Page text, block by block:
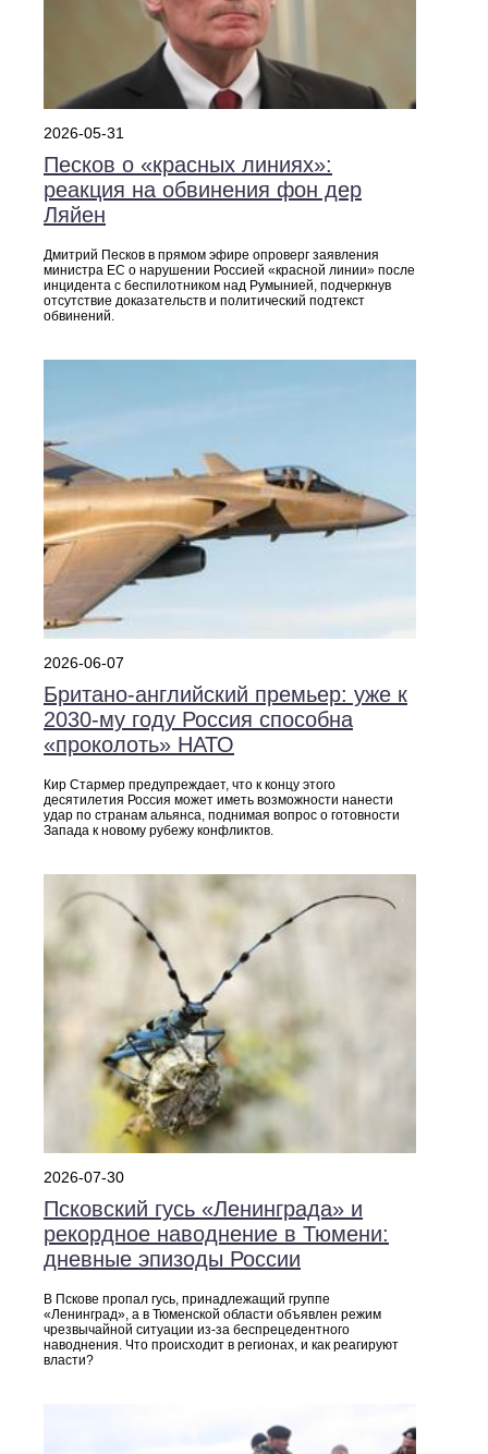
2026-05-31
Песков о «красных линиях»:
реакция на обвинения фон дер
Ляйен
Дмитрий Песков в прямом эфире опроверг заявления
министра ЕС о нарушении Россией «красной линии» после
инцидента с беспилотником над Румынией, подчеркнув
отсутствие доказательств и политический подтекст
обвинений.
2026-06-07
Британо‑английский премьер: уже к
2030‑му году Россия способна
«проколоть» НАТО
Кир Стармер предупреждает, что к концу этого
десятилетия Россия может иметь возможности нанести
удар по странам альянса, поднимая вопрос о готовности
Запада к новому рубежу конфликтов.
2026-07-30
Псковский гусь «Ленинграда» и
рекордное наводнение в Тюмени:
дневные эпизоды России
В Пскове пропал гусь, принадлежащий группе
«Ленинград», а в Тюменской области объявлен режим
чрезвычайной ситуации из‑за беспрецедентного
наводнения. Что происходит в регионах, и как реагируют
власти?